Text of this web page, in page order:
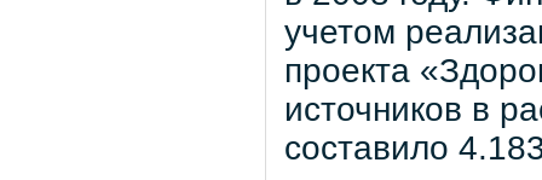
учетом
проекта
источников в
составило